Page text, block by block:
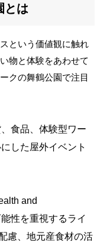
とは
という価値観に触れ
物と体験をあわせて
クの舞鶴公園で注目
食品、体験型ワー
した屋外イベント
and
性を重視するライ
慮、地元産食材の活